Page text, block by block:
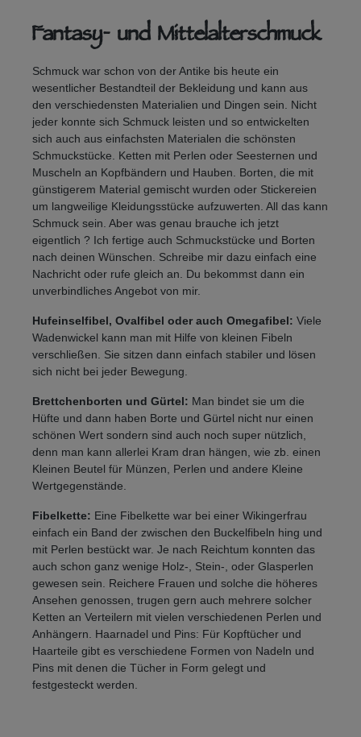
Fantasy- und Mittelalterschmuck
Schmuck war schon von der Antike bis heute ein
wesentlicher Bestandteil der Bekleidung und kann aus
den verschiedensten Materialien und Dingen sein. Nicht
jeder konnte sich Schmuck leisten und so entwickelten
sich auch aus einfachsten Materialen die schönsten
Schmuckstücke. Ketten mit Perlen oder Seesternen und
Muscheln an Kopfbändern und Hauben. Borten, die mit
günstigerem Material gemischt wurden oder Stickereien
um langweilige Kleidungsstücke aufzuwerten. All das kann
Schmuck sein. Aber was genau brauche ich jetzt
eigentlich ? Ich fertige auch Schmuckstücke und Borten
nach deinen Wünschen. Schreibe mir dazu einfach eine
Nachricht oder rufe gleich an. Du bekommst dann ein
unverbindliches Angebot von mir.
Hufeinselfibel, Ovalfibel oder auch Omegafibel: Viele
Wadenwickel kann man mit Hilfe von kleinen Fibeln
verschließen. Sie sitzen dann einfach stabiler und lösen
sich nicht bei jeder Bewegung.
Brettchenborten und Gürtel: Man bindet sie um die
Hüfte und dann haben Borte und Gürtel nicht nur einen
schönen Wert sondern sind auch noch super nützlich,
denn man kann allerlei Kram dran hängen, wie zb. einen
Kleinen Beutel für Münzen, Perlen und andere Kleine
Wertgegenstände.
Fibelkette: Eine Fibelkette war bei einer Wikingerfrau
einfach ein Band der zwischen den Buckelfibeln hing und
mit Perlen bestückt war. Je nach Reichtum konnten das
auch schon ganz wenige Holz-, Stein-, oder Glasperlen
gewesen sein. Reichere Frauen und solche die höheres
Ansehen genossen, trugen gern auch mehrere solcher
Ketten an Verteilern mit vielen verschiedenen Perlen und
Anhängern. Haarnadel und Pins: Für Kopftücher und
Haarteile gibt es verschiedene Formen von Nadeln und
Pins mit denen die Tücher in Form gelegt und
festgesteckt werden.